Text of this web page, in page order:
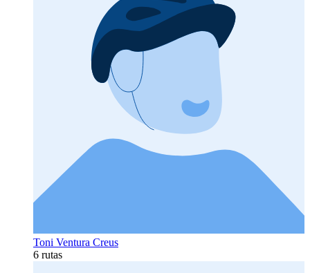
Toni Ventura Creus
6 rutas